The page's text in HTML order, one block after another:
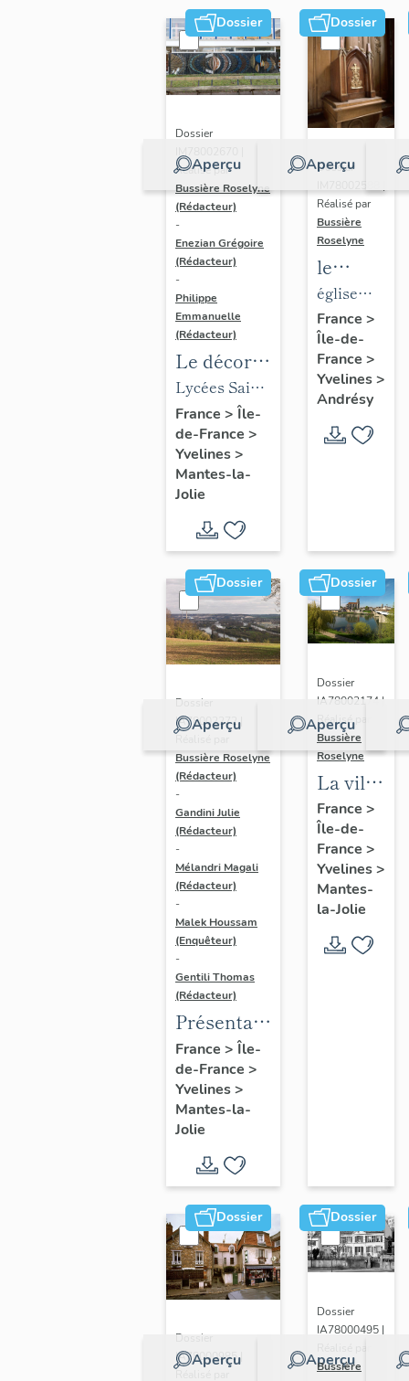
Dossier
Aperçu
Dossier
IM78002670 |
Réalisé par
Bussière Roselyne
(Rédacteur)
-
Enezian Grégoire
(Rédacteur)
-
Philippe
Emmanuelle
(Rédacteur)
Le décor
des lycées
de Mantes
Lycées Saint-
Exupéry et
Jean Rostand
France > Île-
de-France >
Yvelines>
Mantes-la-
Jolie
Dossier
Aperçu
Dossier
Réalisé par
Bussière
Roselyne
le
mobilier
de
l'église
Saint-
Germain-
de-
Paris
église
paroissiale
Saint-
Germain
France >
Île-de-
France >
Yvelines>
Andrésy
Dossier
Aperçu
Dossier
IA78002272 |
Bussière Roselyne
(Rédacteur)
-
Gandini Julie
(Rédacteur)
-
Mélandri Magali
(Rédacteur)
-
Malek Houssam
(Enquêteur)
-
Gentili Thomas
(Rédacteur)
Présentation
de l'étude
France > Île-
de-France >
Yvelines>
Mantes-la-
Jolie
Dossier
Aperçu
Dossier
IA78002174 |
Réalisé par
Bussière
Roselyne
La ville
de
Mantes-
la-Jolie
France >
Île-de-
France >
Yvelines>
Mantes-
la-Jolie
Dossier
Aperçu
Dossier
IA78000985 |
Dossier
Aperçu
Dossier
IA78000495 |
Bussière